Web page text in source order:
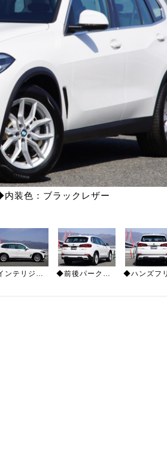
装色：ブラックレザー
◆インテリジェントセーフティ（正面衝突警告ブレーキ 側面衝突警告ステアリングサポート 車線逸脱警告ステアリングサポート 車線変更ステアリングサポート） ◆前後パークセンサー ◆純正19インチAW ◆禁煙車